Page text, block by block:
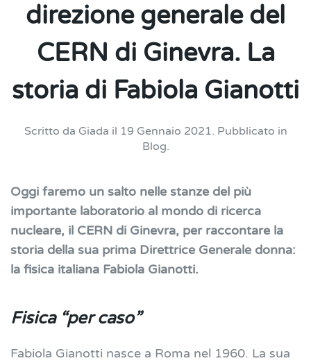
direzione generale del
CERN di Ginevra. La
storia di Fabiola Gianotti
Scritto da Giada il 19 Gennaio 2021. Pubblicato in
Blog.
Oggi faremo un salto nelle stanze del più
importante laboratorio al mondo di ricerca
nucleare, il CERN di Ginevra, per raccontare la
storia della sua prima Direttrice Generale donna:
la fisica italiana Fabiola Gianotti.
Fisica “per caso”
Fabiola Gianotti nasce a Roma nel 1960. La sua